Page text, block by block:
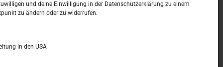
und deine Einwilligung in der Datenschutzerklärung zu einem
zu ändern oder zu widerrufen.
in den USA